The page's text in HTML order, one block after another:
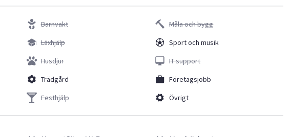
Barnvakt
Läxhjälp
Husdjur
Trädgård
Festhjälp
Måla och bygg
Sport och musik
IT support
Företagsjobb
Övrigt